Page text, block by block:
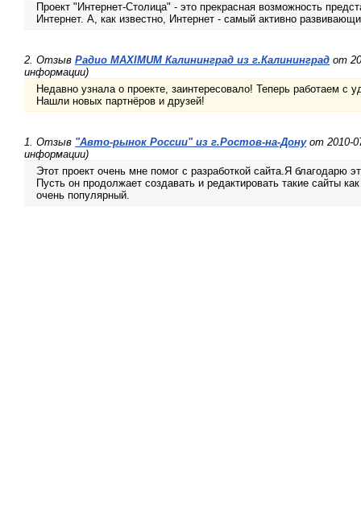
Проект "Интернет-Столица" - это прекрасная возможность
Интернет. А, как известно, Интернет - самый активно
2. Отзыв Радио MAXIMUM Калининград из г.Калининград от
информации)
Недавно узнала о проекте, заинтересовало! Теперь работаем с
Нашли новых партнёров и друзей!
1. Отзыв "Авто-рынок России" из г.Ростов-на-Донуот 2010-
информации)
Этот проект очень мне помог с разработкой сайта.Я благодарю
Пусть он продолжает создавать и редактировать такие сайты
очень популярный.